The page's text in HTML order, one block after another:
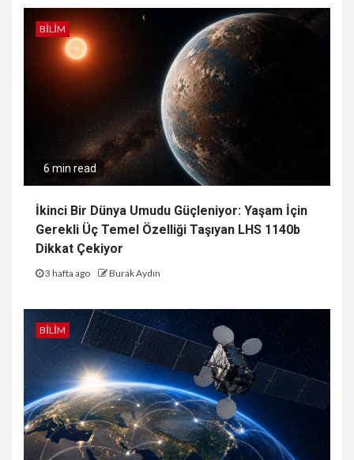
BILIM
6 min read
İkinci Bir Dünya Umudu Güçleniyor: Yaşam İçin
Gerekli Üç Temel Özelliği Taşıyan LHS 1140b
Dikkat Çekiyor
3 hafta ago Burak Aydın
BILIM